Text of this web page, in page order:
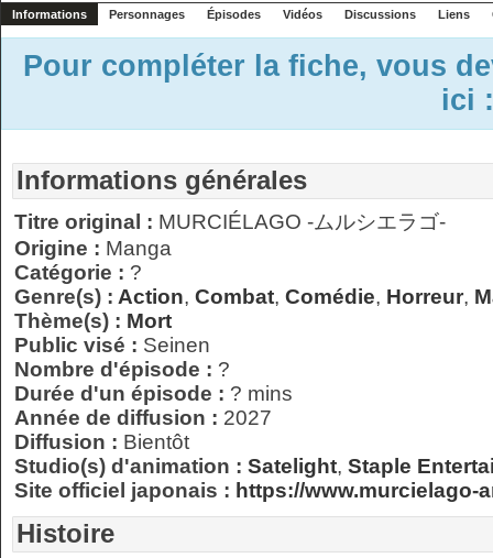
Informations Personnages Épisodes Vidéos Discussions Liens
Pour compléter la fiche, vous
ici
Informations générales
Titre original : MURCIÉLAGO -ムルシエラゴ-
Origine : Manga
Catégorie : ?
Genre(s) : Action, Combat, Comédie, Horreur,
Thème(s) : Mort
Public visé : Seinen
Nombre d'épisode : ?
Durée d'un épisode : ? mins
Année de diffusion : 2027
Diffusion : Bientôt
Studio(s) d'animation : Satelight, Staple
Site officiel japonais : https://www.murcielago-
Histoire